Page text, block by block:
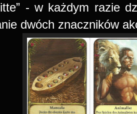
- w każdym razie
dwóch znaczników